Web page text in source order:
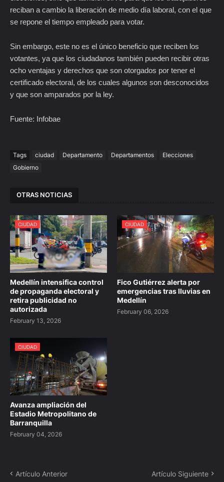
reciban a cambio la liberación de medio día laboral, con el que
se repone el tiempo empleado para votar.
Sin embargo, este no es el único beneficio que reciben los
votantes, ya que los ciudadanos también pueden recibir otras
ocho ventajas y derechos que son otorgados por tener el
certificado electoral, de los cuales algunos son desconocidos
y que son amparados por la ley.
Fuente: Infobae
Tags ciudad Departamento Departamentos
Elecciones
Gobierno
OTRAS NOTICIAS
CIUDAD
Medellín intensifica control
de propaganda electoral y
retira publicidad no
autorizada
February 13, 2026
CIUDAD
Fico Gutiérrez alerta por
emergencias tras lluvias en
Medellín
February 06, 2026
CIUDAD
Avanza ampliación del
Estadio Metropolitano de
Barranquilla
February 04, 2026
Artículo Anterior Artículo Siguiente